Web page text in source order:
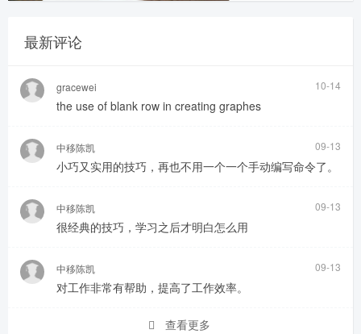
最新评论
gracewei 10-14
the use of blank row in creating graphes
中移陈凯 09-13
小巧又实用的技巧，再也不用一个一个手动编写命令了。
中移陈凯 09-13
很经典的技巧，学习之后才明白怎么用
中移陈凯 09-13
对工作非常有帮助，提高了工作效率。
查看更多